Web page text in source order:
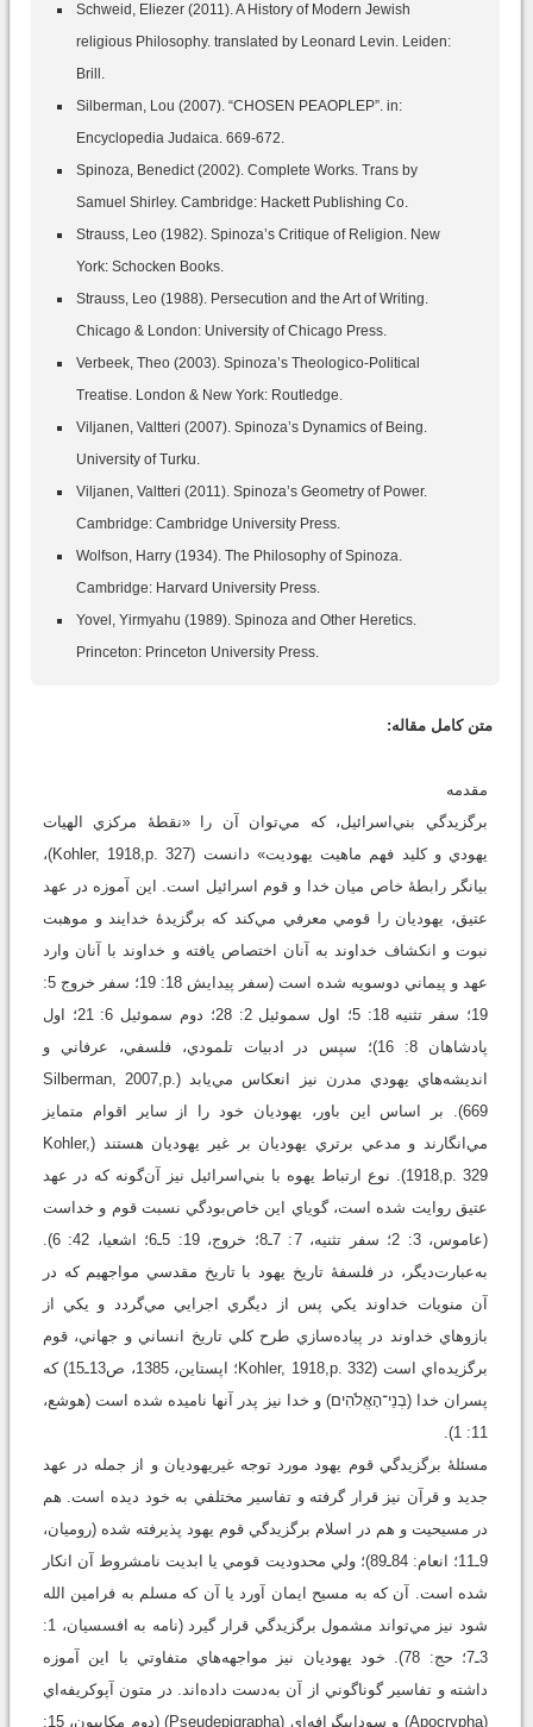
Schweid, Eliezer (2011). A History of Modern Jewish
religious Philosophy. translated by Leonard Levin. Leiden:
Brill.
Silberman, Lou (2007). “CHOSEN PEAOPLEP”. in:
Encyclopedia Judaica. 669-672.
Spinoza, Benedict (2002). Complete Works. Trans by
Samuel Shirley. Cambridge: Hackett Publishing Co.
Strauss, Leo (1982). Spinoza’s Critique of Religion. New
York: Schocken Books.
Strauss, Leo (1988). Persecution and the Art of Writing.
Chicago & London: University of Chicago Press.
Verbeek, Theo (2003). Spinoza’s Theologico-Political
Treatise. London & New York: Routledge.
Viljanen, Valtteri (2007). Spinoza’s Dynamics of Being.
University of Turku.
Viljanen, Valtteri (2011). Spinoza’s Geometry of Power.
Cambridge: Cambridge University Press.
Wolfson, Harry (1934). The Philosophy of Spinoza.
Cambridge: Harvard University Press.
Yovel, Yirmyahu (1989). Spinoza and Other Heretics.
Princeton: Princeton University Press.
متن کامل مقاله:
مقدمه
برگزيدگي بني‌اسرائيل، که مي‌توان آن را «نقطۀ مرکزي الهيات
يهودي و کليد فهم ماهيت يهوديت» دانست (Kohler, 1918,p. 327)،
بيانگر رابطۀ خاص ميان خدا و قوم اسرائيل است. اين آموزه در عهد
عتيق، يهوديان را قومي معرفي مي‌کند كه برگزيدۀ خدايند و موهبت
نبوت و انکشاف خداوند به آنان اختصاص يافته و خداوند با آنان وارد
عهد و پيماني دوسويه شده است (سفر پيدايش 18: 19؛ سفر خروج 5:
19؛ سفر تثنيه 18: 5؛ اول سموئيل 2: 28؛ دوم سموئيل 6: 21؛ اول
پادشاهان 8: 16)؛ سپس در ادبيات تلمودي، فلسفي، عرفاني و
انديشه‌هاي يهودي مدرن نيز انعکاس مي‌يابد (Silberman, 2007,p.
669). بر اساس اين باور، يهوديان خود را از ساير اقوام متمايز
مي‌انگارند و مدعي برتري يهوديان بر غير يهوديان هستند (Kohler,
1918,p. 329). نوع ارتباط يهوه با بني‌اسرائيل نيز آن‌گونه ‌که در عهد
عتيق روايت شده است، گوياي اين خاص‌بودگي نسبت قوم و خداست
(عاموس، 3: 2؛ سفر تثنيه، 7: 7ـ8؛ خروج، 19: 5ـ6؛ اشعيا، 42: 6).
به‌عبارت‌ديگر، در فلسفۀ تاريخ يهود با تاريخ مقدسي مواجهيم که در
آن منويات خداوند يکي پس از ديگري اجرايي مي‌گردد و يکي از
بازوهاي خداوند در پياده‌سازي طرح کلي تاريخ انساني و جهاني، قوم
برگزيده‌اي است (Kohler, 1918,p. 332؛ اپستاين، 1385، ص13ـ15) که
پسران خدا (בְנֵי־הָאֱלֹהִים) و خدا نيز پدر آنها ناميده شده است (هوشع،
11: 1).
مسئلۀ برگزيدگي قوم يهود مورد توجه غيريهوديان و از جمله در عهد
جديد و قرآن نيز قرار گرفته و تفاسير مختلفي به خود ديده است. هم
در مسيحيت و هم در اسلام برگزيدگي قوم يهود پذيرفته شده (روميان،
9ـ11؛ انعام: 84ـ89)؛ ولي محدوديت قومي يا ابديت نامشروط آن انکار
شده است. آن که به مسيح ايمان آورد يا آن که مسلم به فرامين الله
شود نيز مي‌تواند مشمول برگزيدگي قرار گيرد (نامه به افسسيان، 1:
3ـ7؛ حج: 78). خود يهوديان نيز مواجهه‌هاي متفاوتي با اين آموزه
داشته و تفاسير گوناگوني از آن به‌دست داده‌اند. در متون آپوکريفه‌اي
(Apocrypha) و سوداپيگرافه‌اي (Pseudepigrapha) (دوم مکابيون، 15: